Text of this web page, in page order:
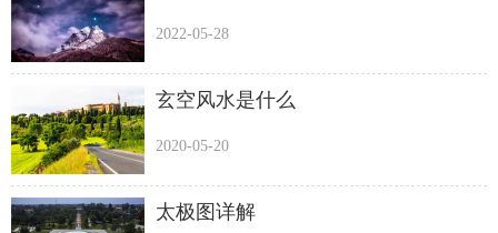
2022-05-28
玄空风水是什么
2020-05-20
太极图详解